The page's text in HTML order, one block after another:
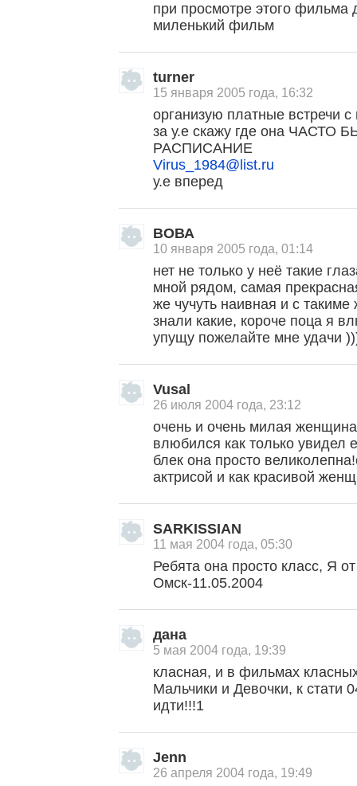
при просмотре этого
миленький фильм
turner
15 января 2005 года, 16:32
организую платные встречи с
за у.е скажу где она
РАСПИСАНИЕ
Virus_1984@list.ru
у.е вперед
ВОВА
10 января 2005 года, 01:14
нет не только у неё такие
мной рядом, самая
же чучуть наивная и с
знали какие, короче поца я
упущу пожелайте мне удачи
Vusal
26 июля 2004 года, 23:12
очень и очень милая
влюбился как только увидел
блек она просто
актрисой и как красивой
SARKISSIAN
11 мая 2004 года, 05:30
Ребята она просто класс, Я
Омск-11.05.2004
дана
5 мая 2004 года, 19:39
класная, и в фильмах
Мальчики и Девочки, к стати
идти!!!1
Jenn
26 апреля 2004 года, 19:49